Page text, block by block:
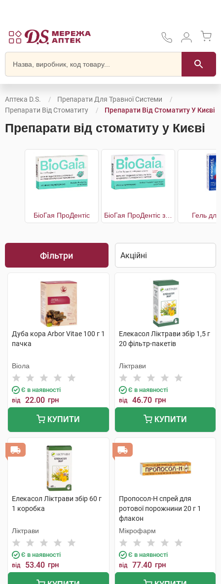
Аптека D.S.
Препарати Для Травної Системи
Препарати Від Стоматиту
Препарати Від Стоматиту У Києві
Препарати від стоматиту у Києві
БіоГая ПроДентіс Гель
Фільтри
Дуба кора Arbor Vitae 100 г 1
пачка
Віола
Є в наявності
від 22.00 грн
КУПИТИ
Елекасол Ліктрави збір 1,5 г
20 фільтр-пакетів
Ліктрави
Є в наявності
від 46.70 грн
КУПИТИ
Елекасол Ліктрави збір 60 г
1 коробка
Ліктрави
Є в наявності
від 53.40 грн
Пропосол-Н спрей для
ротової порожнини 20 г 1
флакон
Мікрофарм
Є в наявності
від 77.40 грн